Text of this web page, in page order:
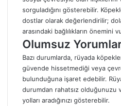
sorguladığını gösterebilir.
dostlar olarak değerlendirilir;
arasındaki bağlılıkların önemini
Olumsuz
Bazı durumlarda, rüyada
güvende hissetmediği veya
bulunduğuna işaret edebilir.
durumdan rahatsız olduğunuzu
yolları aradığınızı gösterebilir.